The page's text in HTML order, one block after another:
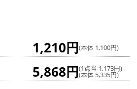
1,210円(本体 1,100円)
5,868円(1点当 1,173円)
(本体 5,335円)